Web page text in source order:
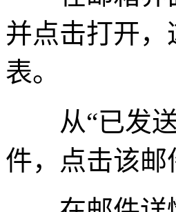
并点击打开
表。
从“已发送”
件，点击该